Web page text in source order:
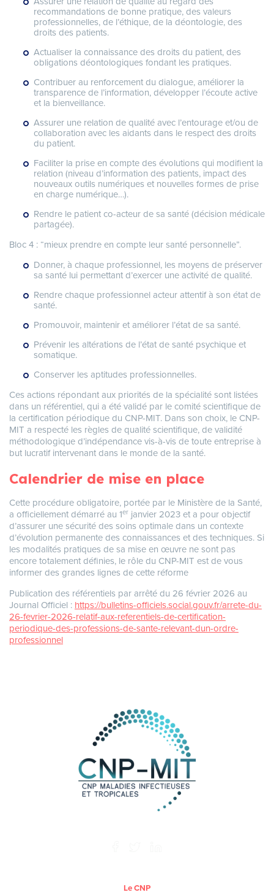
recommandations de bonne pratique, des valeurs
professionnelles, de l’éthique, de la déontologie, des
droits des patients.
Actualiser la connaissance des droits du patient, des
obligations déontologiques fondant les pratiques.
Contribuer au renforcement du dialogue, améliorer la
transparence de l’information, développer l’écoute active
et la bienveillance.
Assurer une relation de qualité avec l’entourage et/ou de
collaboration avec les aidants dans le respect des droits
du patient.
Faciliter la prise en compte des évolutions qui modifient la
relation (niveau d’information des patients, impact des
nouveaux outils numériques et nouvelles formes de prise
en charge numérique…).
Rendre le patient co-acteur de sa santé (décision médicale
partagée).
Bloc 4 : “mieux prendre en compte leur santé personnelle”.
Donner, à chaque professionnel, les moyens de préserver
sa santé lui permettant d’exercer une activité de qualité.
Rendre chaque professionnel acteur attentif à son état de
santé.
Promouvoir, maintenir et améliorer l’état de sa santé.
Prévenir les altérations de l’état de santé psychique et
somatique.
Conserver les aptitudes professionnelles.
Ces actions répondant aux priorités de la spécialité sont listées
dans un référentiel, qui a été validé par le comité scientifique de
la certification périodique du CNP-MIT. Dans son choix, le CNP-
MIT a respecté les règles de qualité scientifique, de validité
méthodologique d’indépendance vis-à-vis de toute entreprise à
but lucratif intervenant dans le monde de la santé.
Calendrier de mise en place
Cette procédure obligatoire, portée par le Ministère de la Santé,
a officiellement démarré au 1er janvier 2023 et a pour objectif
d’assurer une sécurité des soins optimale dans un contexte
d’évolution permanente des connaissances et des techniques. Si
les modalités pratiques de sa mise en œuvre ne sont pas
encore totalement définies, le rôle du CNP-MIT est de vous
informer des grandes lignes de cette réforme
Publication des référentiels par arrêté du 26 février 2026 au
Journal Officiel :https://bulletins-officiels.social.gouv.fr/arrete-du-
26-fevrier-2026-relatif-aux-referentiels-de-certification-
periodique-des-professions-de-sante-relevant-dun-ordre-
professionnel
Le CNP